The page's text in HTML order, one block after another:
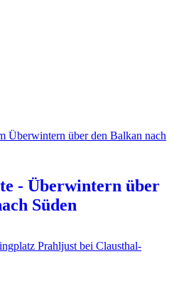
- Überwintern über
Süden